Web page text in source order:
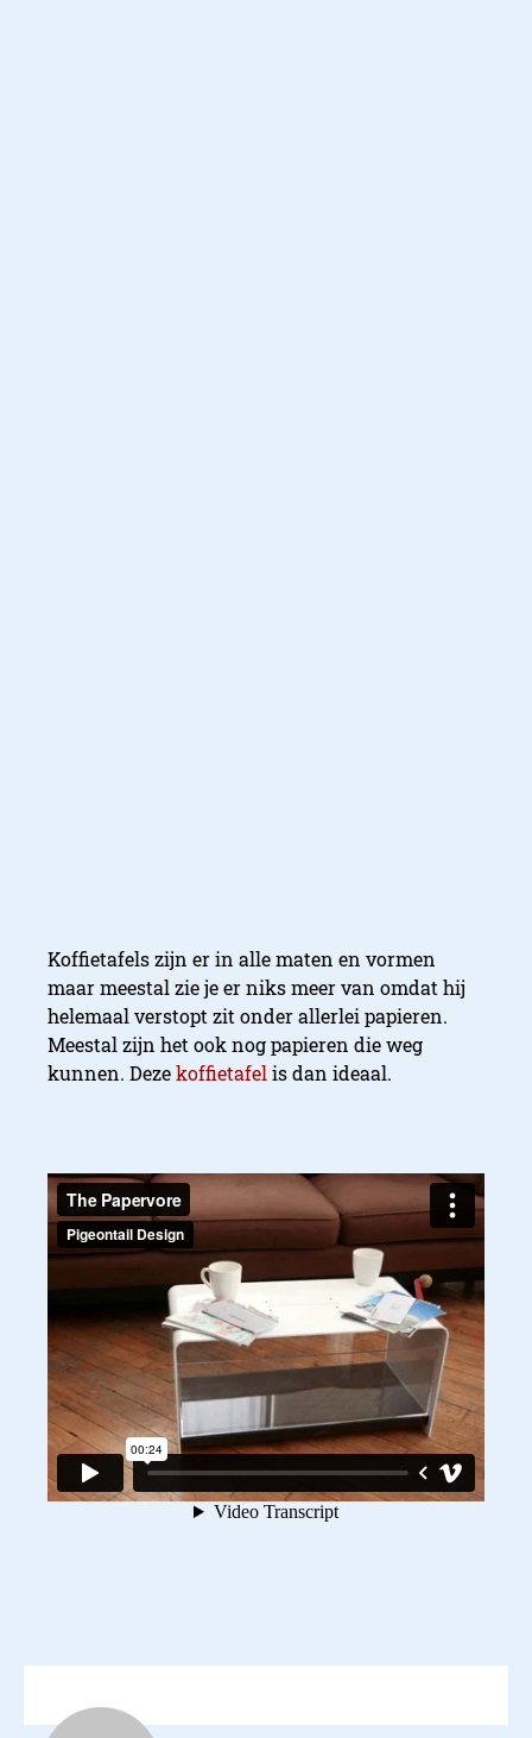
Koffietafels zijn er in alle maten en vormen
maar meestal zie je er niks meer van omdat hij
helemaal verstopt zit onder allerlei papieren.
Meestal zijn het ook nog papieren die weg
kunnen. Dezekoffietafel is dan ideaal.